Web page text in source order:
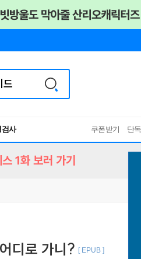
검사
쿠폰받기 단
1화 보러 가기
디로 가니? [ EPUB ]